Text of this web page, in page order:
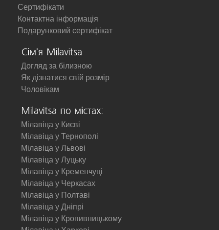
Сертифікати
Контактна інформація
Подарунковий сертифікат
Сім'я Milavitsa
Догляд за білизною
Як дізнатися свій розмір
Чоловікам
Milavitsa по містах:
Мілавіца у Києві
Мілавіца у Тернополі
Мілавіца у Львові
Мілавіца у Луцьку
Мілавіца у Кременчуці
Мілавіца у Черкасах
Мілавіца у Полтаві
Мілавіца у Дніпрі
Мілавіца у Кропивницькому